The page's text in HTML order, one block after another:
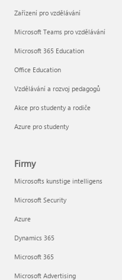
Zařízení pro vzdělávání
Microsoft Teams pro vzdělávání
Microsoft 365 Education
Office Education
Vzdělávání a rozvoj pedagogů
Akce pro studenty a rodiče
Azure pro studenty
Firmy
Microsofts kunstige intelligens
Microsoft Security
Azure
Dynamics 365
Microsoft 365
Microsoft Advertising